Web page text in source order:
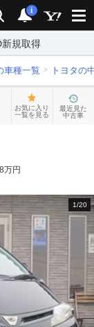
検索 通知
i
新規取得
車種一覧 トヨタの
お気に入り
一覧を見る
最近見た
中古車
万円
1/20